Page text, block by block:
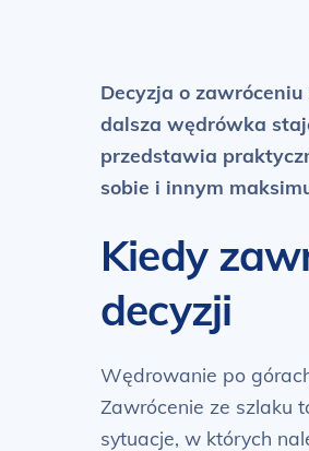
Decyzja o
dalsza wędrówka
przedstawia
sobie i innym
Kiedy
decyzji
Wędrowanie po
Zawrócenie ze szlaku
sytuacje, w których